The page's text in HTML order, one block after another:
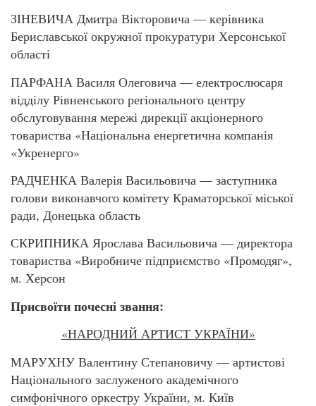
ЗІНЕВИЧА Дмитра Вікторовича — керівника
Бериславської окружної прокуратури Херсонської
області
ПАРФАНА Василя Олеговича — електрослюсаря
відділу Рівненського регіонального центру
обслуговування мережі дирекції акціонерного
товариства «Національна енергетична компанія
«Укренерго»
РАДЧЕНКА Валерія Васильовича — заступника
голови виконавчого комітету Краматорської міської
ради, Донецька область
СКРИПНИКА Ярослава Васильовича — директора
товариства «Виробниче підприємство «Промодяг»,
м. Херсон
Присвоїти почесні звання:
«НАРОДНИЙ АРТИСТ УКРАЇНИ»
МАРУХНУ Валентину Степановичу — артистові
Національного заслуженого академічного
симфонічного оркестру України, м. Київ